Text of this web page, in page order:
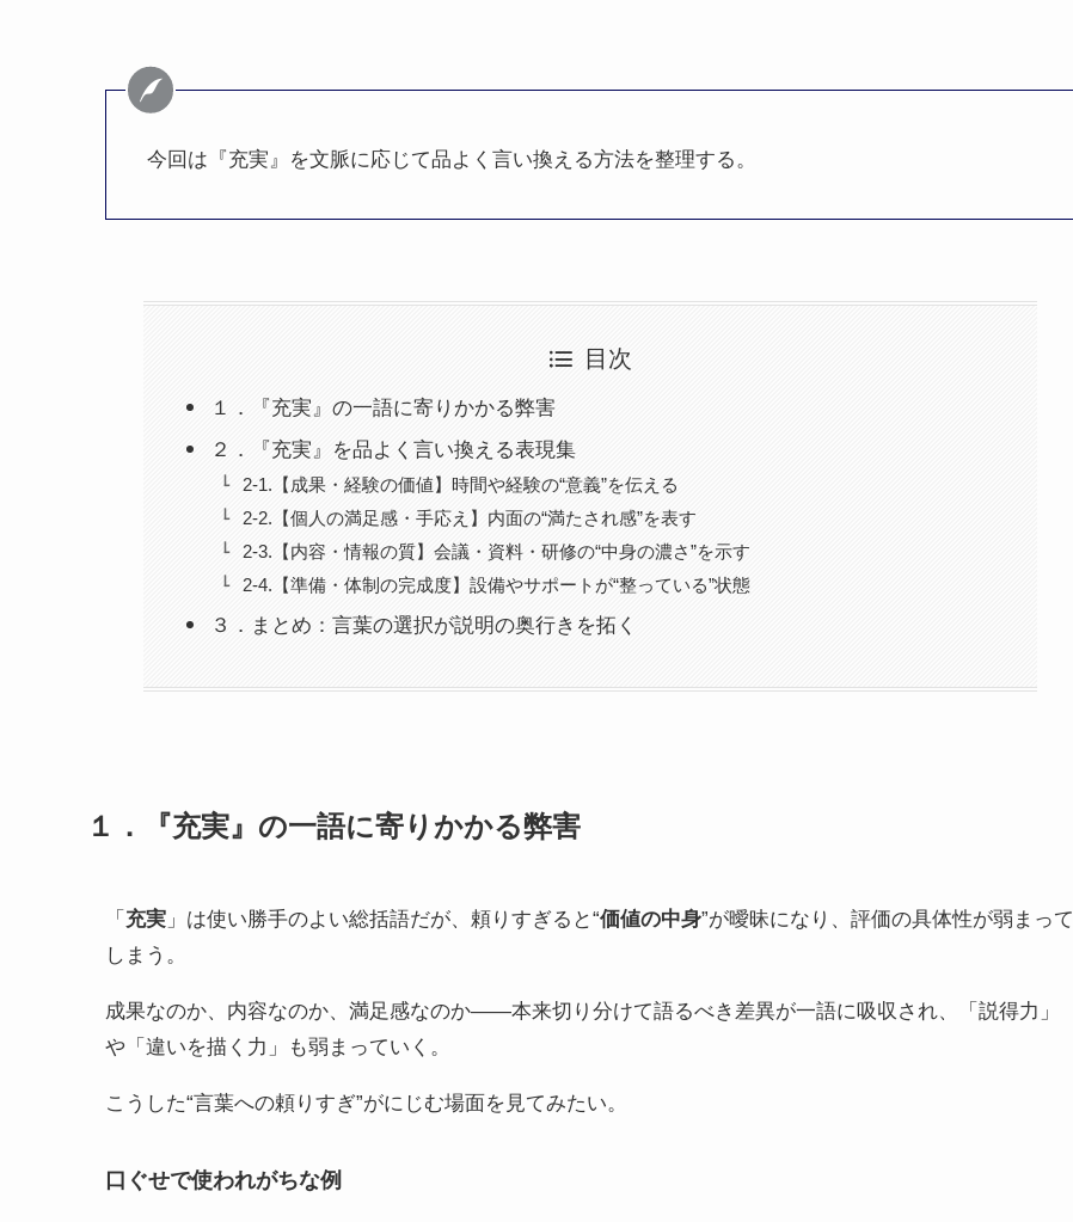
今回は『充実』を文脈に応じて品よく言い換える方法を整理する。
目次
１．『充実』の一語に寄りかかる弊害
２．『充実』を品よく言い換える表現集
2-1.【成果・経験の価値】時間や経験の“意義”を伝える
2-2.【個人の満足感・手応え】内面の“満たされ感”を表す
2-3.【内容・情報の質】会議・資料・研修の“中身の濃さ”を示す
2-4.【準備・体制の完成度】設備やサポートが“整っている”状態
３．まとめ：言葉の選択が説明の奥行きを拓く
１．『充実』の一語に寄りかかる弊害
「 充実 」は使い勝手のよい総括語だが、頼りすぎると“価値の中身”が曖昧になり、評価の具体性が弱まって
しまう。
成果なのか、内容なのか、満足感なのか——本来切り分けて語るべき差異が一語に吸収され、「説得力」
や「違いを描く力」も弱まっていく。
こうした“言葉への頼りすぎ”がにじむ場面を見てみたい。
口ぐせで使われがちな例